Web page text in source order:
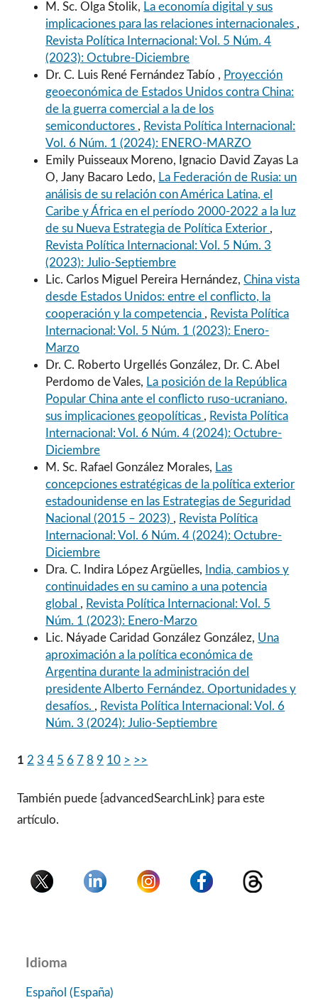
M. Sc. Olga Stolik, La economía digital y sus
implicaciones para las relaciones internacionales ,
Revista Política Internacional: Vol. 5 Núm. 4
(2023): Octubre-Diciembre
Dr. C. Luis René Fernández Tabío , Proyección
geoeconómica de Estados Unidos contra China:
de la guerra comercial a la de los
semiconductores , Revista Política Internacional:
Vol. 6 Núm. 1 (2024): ENERO-MARZO
Emily Puisseaux Moreno, Ignacio David Zayas La
O, Jany Bacaro Ledo, La Federación de Rusia: un
análisis de su relación con América Latina, el
Caribe y África en el período 2000-2022 a la luz
de su Nueva Estrategia de Política Exterior ,
Revista Política Internacional: Vol. 5 Núm. 3
(2023): Julio-Septiembre
Lic. Carlos Miguel Pereira Hernández,China vista
desde Estados Unidos: entre el conflicto, la
cooperación y la competencia , Revista Política
Internacional: Vol. 5 Núm. 1 (2023): Enero-
Marzo
Dr. C. Roberto Urgellés González, Dr. C. Abel
Perdomo de Vales, La posición de la República
Popular China ante el conflicto ruso-ucraniano,
sus implicaciones geopolíticas , Revista Política
Internacional: Vol. 6 Núm. 4 (2024): Octubre-
Diciembre
M. Sc. Rafael González Morales, Las
concepciones estratégicas de la política exterior
estadounidense en las Estrategias de Seguridad
Nacional (2015 – 2023) , Revista Política
Internacional: Vol. 6 Núm. 4 (2024): Octubre-
Diciembre
Dra. C. Indira López Argüelles,
India, cambios y
continuidades en su camino a una potencia
global , Revista Política Internacional: Vol. 5
Núm. 1 (2023): Enero-Marzo
Lic. Náyade Caridad González González, Una
aproximación a la política económica de
Argentina durante la administración del
presidente Alberto Fernández. Oportunidades y
desafíos. , Revista Política Internacional: Vol. 6
Núm. 3 (2024): Julio-Septiembre
1 2 3 4 5 6 7 8 9 10 > >>
También puede {advancedSearchLink} para este
artículo.
Idioma
Español (España)